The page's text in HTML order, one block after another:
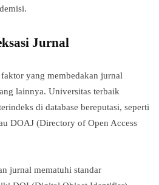
Jurnal
yang membedakan jurnal
lainnya. Universitas terbaik
di database bereputasi, seperti
DOAJ (Directory of Open Access
jurnal mematuhi standar